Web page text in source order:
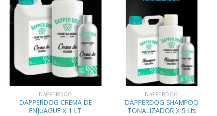
DAPPERDOG
DAPPERDOG CREMA DE
ENJUAGUE X 1 LT
DAPPERDOG
DAPPERDOG SHAMPOO
TONALIZADOR X 5 Lts